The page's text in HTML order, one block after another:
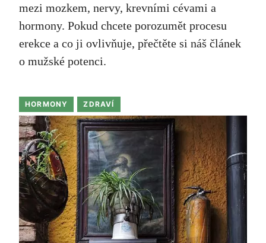
mezi mozkem, nervy, krevními cévami a
hormony. Pokud chcete porozumět procesu
erekce a co ji ovlivňuje, přečtěte si náš článek
o mužské potenci.
HORMONY ZDRAVÍ